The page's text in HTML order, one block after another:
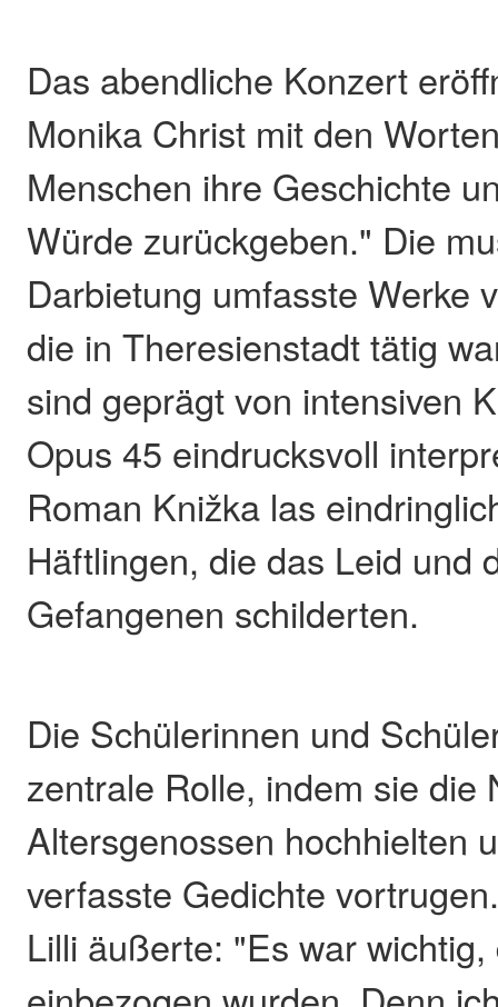
Das abendliche Konzert
Monika Christ mit den
Menschen ihre Geschichte
Würde zurückgeben." Die
Darbietung umfasste Werke
die in Theresienstadt tätig
sind geprägt von intensiven
Opus 45 eindrucksvoll
Roman Knižka las
Häftlingen, die das Leid und
Gefangenen schilderten.
Die Schülerinnen und
zentrale Rolle, indem sie die
Altersgenossen hochhielten
verfasste Gedichte
Lilli äußerte: "Es war